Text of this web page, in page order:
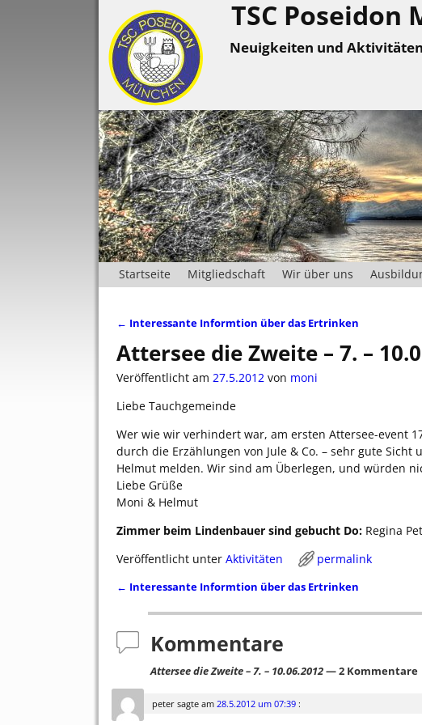
TSC Poseidon
Neuigkeiten und
Startseite Mitgliedschaft Wir über uns
← Interessante Informtion über das Ertrinken
Attersee die Zweite – 7. –
Veröffentlicht am 27.5.2012 von moni
Liebe Tauchgemeinde
Wer wie wir verhindert war, am ersten Attersee-event
durch die Erzählungen von Jule & Co. – sehr gute
Helmut melden. Wir sind am Überlegen, und würden
Liebe Grüße
Moni & Helmut
Zimmer beim Lindenbauer sind gebucht Do: Regina
Veröffentlicht unter Aktivitäten permalink
← Interessante Informtion über das Ertrinken
Kommentare
Attersee die Zweite – 7. – 10.06.2012— 2 Kommentare
peter sagte am 28.5.2012 um 07:39 :